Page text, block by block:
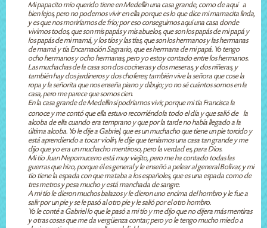
Mi papacito mío querido tiene en Medellín una casa grande, como de aquí a
bien lejos, pero no podemos vivir en ella porque es lo que dice mi mamacita linda,
y es que nos moriríamos de frío; por eso conseguimos aquí una casa donde
vivimos todos, que son mis papás y mis abuelos, que son los papás de mi papá y
los papás de mi mamá, y los tíos y las tías, que son los hermanos y las hermanas
de mamá y tía Encarnación Sagrario, que es hermana de mi papá. Yo tengo
ocho hermanos y ocho hermanas, pero yo estoy contado entre los hermanos.
Las muchachas de la casa son dos cocineras y dos meseras, y dos niñeras, y
también hay dos jardineros y dos choferes; también vive la señora que cose la
ropa y la señorita que nos enseña piano y dibujo; yo no sé cuántos somos en la
casa, pero me parece que somos cien.
En la casa grande de Medellín sí podríamos vivir, porque mi tía Francisca la
conoce y me contó que ella estuvo recorriéndola todo el día y que salió de la
alcoba de ella cuando era temprano y que por la tarde no había llegado a la
última alcoba. Yo le dije a Gabriel, que es un muchacho que tiene un pie torcido y
está aprendiendo a tocar violín, le dije que teníamos una casa tan grande y me
dijo que yo era un muchacho mentiroso, pero la verdad es, para Dios.
Mi tío Juan Nepomuceno está muy viejito, pero me ha contado todas las
guerras que hizo, porque él es general y le enseñó a pelear al general Bolívar, y mi
tío tiene la espada con que mataba a los españoles, que es una espada como de
tres metros y pesa mucho y está manchada de sangre.
A mi tío le dieron muchos balazos y le dieron uno encima del hombro y le fue a
salir por un pie y se le pasó al otro pie y le salió por el otro hombro.
Yo le conté a Gabriel lo que le pasó a mi tío y me dijo que no dijera más mentiras
y otras cosas que me da vergüenza contar; pero yo le tengo mucho miedo a